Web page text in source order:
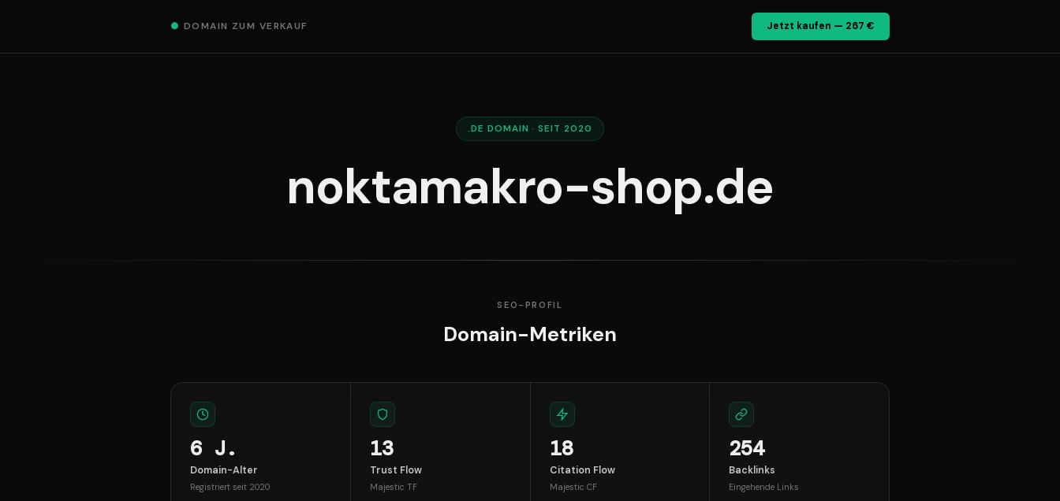
● DOMAIN ZUM VERKAUF Jetzt kaufen — 267 €
.DE DOMAIN · SEIT 2020
noktamakro-shop.de
SEO-PROFIL
Domain-Metriken
6 J.
Domain-Alter
Registriert seit 2020
13
Trust Flow
Majestic TF
18
Citation Flow
Majestic CF
254
Backlinks
Eingehende Links